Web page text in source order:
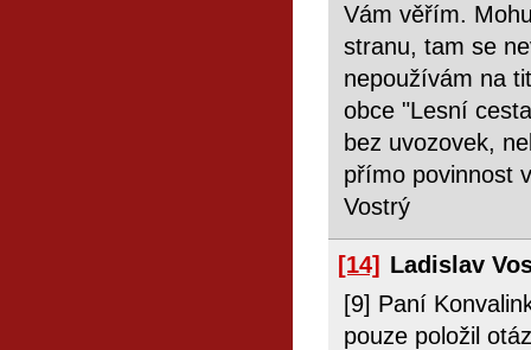
Vám věřím.
stranu, tam se
nepoužívám na
obce "Lesní
bez uvozovek,
přímo povinnost
Vostrý
[14] Ladislav
[9] Paní
pouze položil